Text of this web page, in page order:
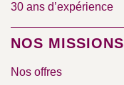
30 ans d’expérience
NOS MISSIONS
Nos offres